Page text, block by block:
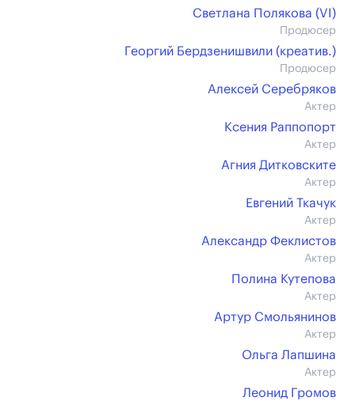
Светлана Полякова (VI)
Продюсер
Георгий Бердзенишвили (креатив.)
Продюсер
Алексей Серебряков
Актер
Ксения Раппопорт
Актер
Агния Дитковските
Актер
Евгений Ткачук
Актер
Александр Феклистов
Актер
Полина Кутепова
Актер
Артур Смольянинов
Актер
Ольга Лапшина
Актер
Леонид Громов